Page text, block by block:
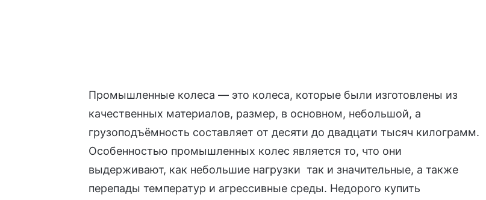
Промышленные колеса — это колеса, которые были изготовлены из
качественных материалов, размер, в основном, небольшой, а
грузоподъёмность составляет от десяти до двадцати тысяч килограмм.
Особенностью промышленных колес является то, что они
выдерживают, как небольшие нагрузки так и значительные, а также
перепады температур и агрессивные среды. Недорого купить